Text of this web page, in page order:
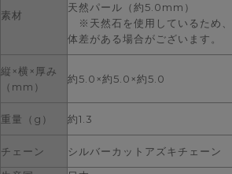
素材
天然パール（約5.0mm）
※天然石を使用しているため
体差がある場合がございます。
縦×横×厚み
（mm）
約5.0×約5.0×約5.0
重量（g） 約1.3
チェーン
シルバーカットアズキチェー